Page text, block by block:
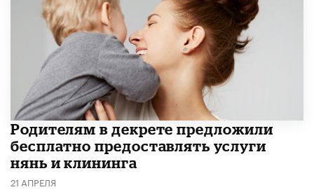
Родителям в декрете предложили
бесплатно предоставлять услуги
нянь и клининга
21 АПРЕЛЯ